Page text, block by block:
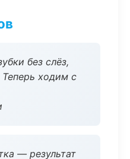
без слёз,
ходим с
— результат